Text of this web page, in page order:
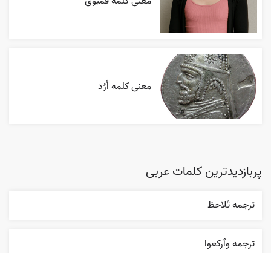
معنی کلمه اُرُد
پربازدیدترین کلمات عربی
ترجمه تَلاحظ
ترجمه وٱرکعوا